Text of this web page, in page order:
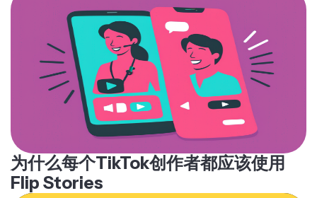
：根据上下文，常常与"翻转"或"旋转"重叠，
但通常指将图像旋转180°
为什么每个TikTok创作者都应该使用
Flip Stories